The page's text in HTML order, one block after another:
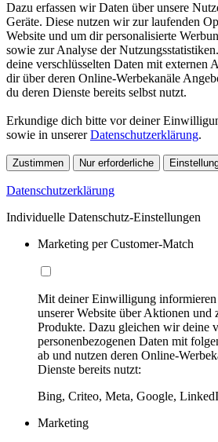
Dazu erfassen wir Daten über unsere
Geräte. Diese nutzen wir zur laufenden
Website und um dir personalisierte
sowie zur Analyse der
deine verschlüsselten Daten mit externen
dir über deren Online-Werbekanäle
du deren Dienste bereits selbst nutzt.
Erkundige dich bitte vor deiner
sowie in unsererDatenschutzerklärung.
Zustimmen Nur erforderliche
Datenschutzerklärung
Individuelle Datenschutz-Einstellungen
Marketing per Customer-Match
Mit deiner Einwilligung informieren
unserer Website über Aktionen und
Produkte. Dazu gleichen wir deine
personenbezogenen Daten mit
ab und nutzen deren Online-
Dienste bereits nutzt:
Bing, Criteo, Meta, Google,
Marketing